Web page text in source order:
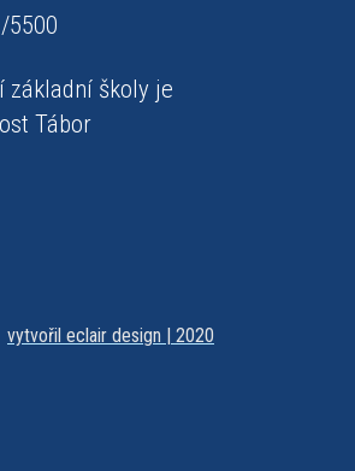
5500
základní školy je
Tábor
vytvořil eclair design | 2020